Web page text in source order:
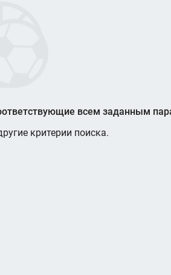
всем заданным
критерии поиска.